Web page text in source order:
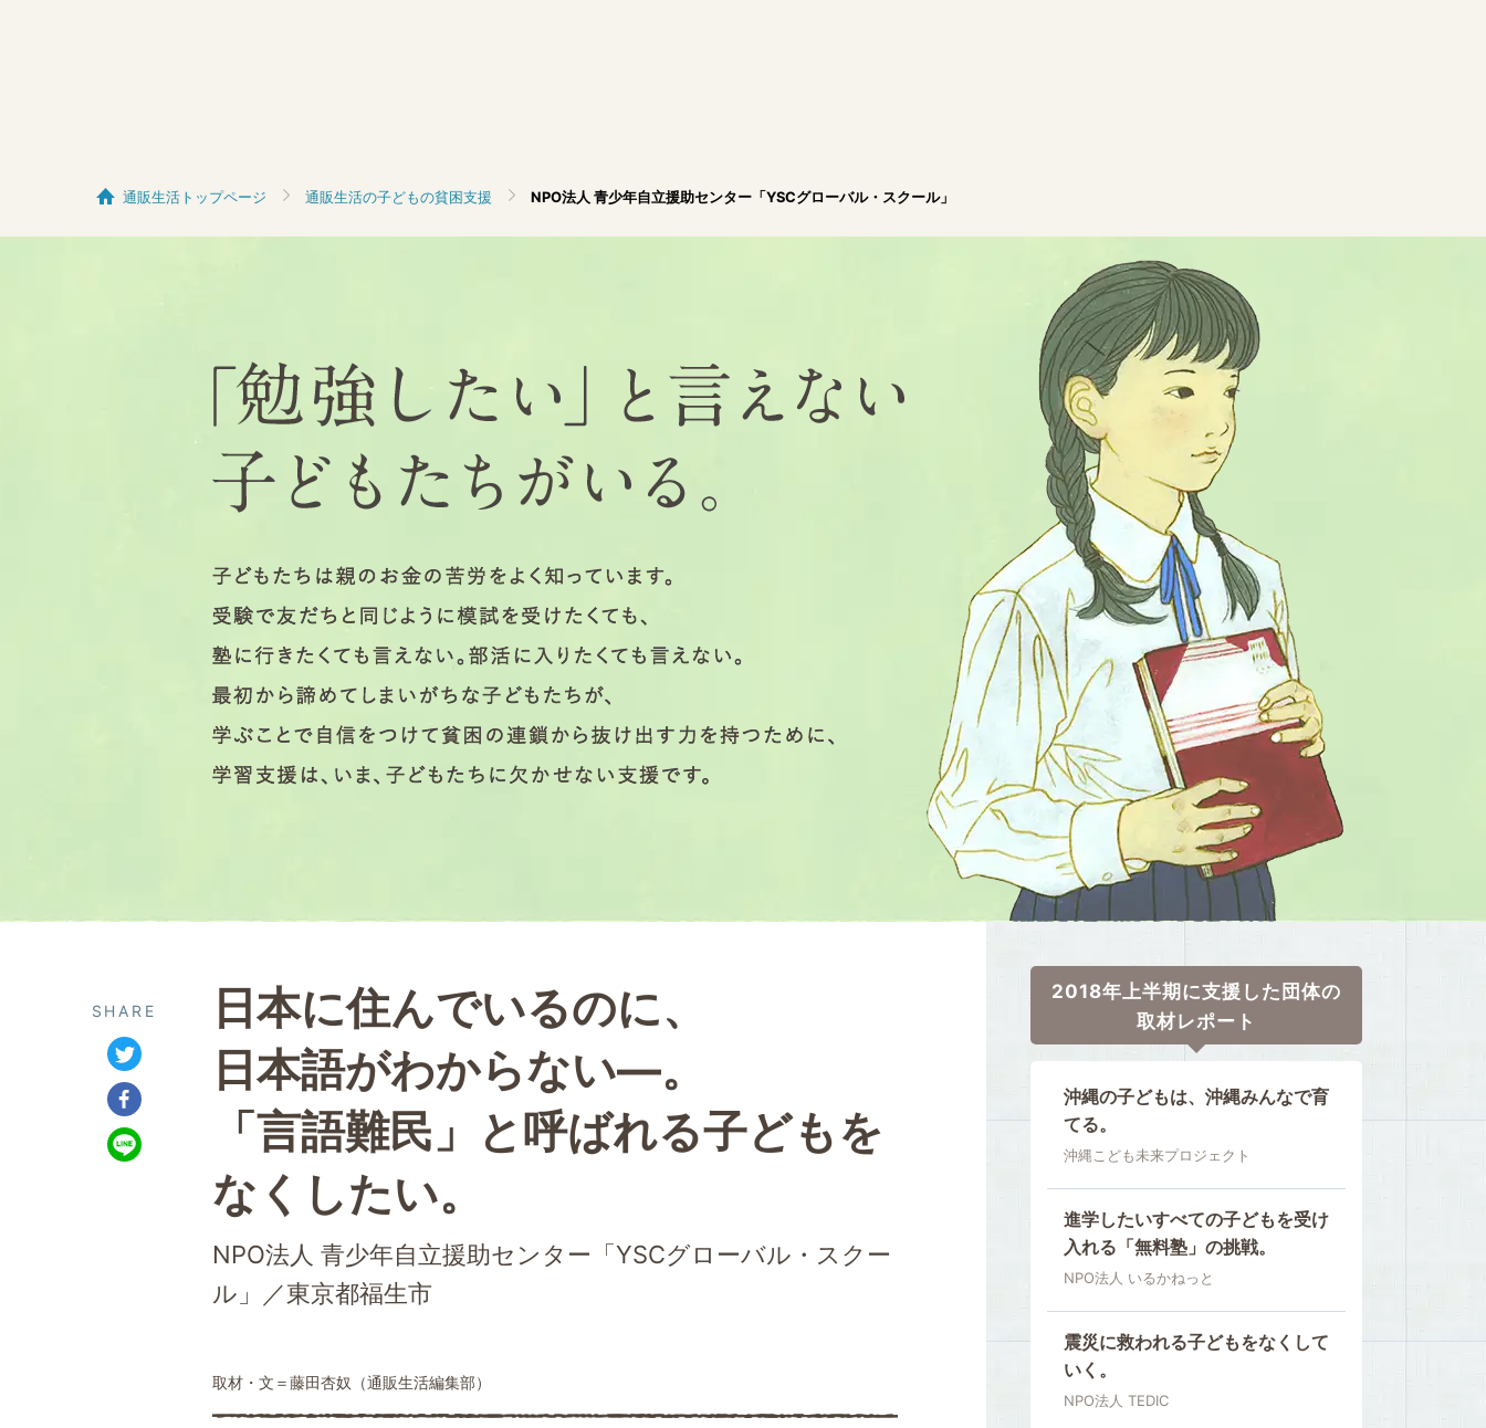
通販生活トップページ 通販生活の子どもの貧困支援 NPO法人 青少年自立援助センター「YSCグローバル・スクール」
SHARE
日本に住んでいるのに、
日本語がわからない―。
「言語難民」と呼ばれる子どもを
なくしたい。
NPO法人 青少年自立援助センター「YSCグローバル・スクー
ル」／東京都福生市
取材・文＝藤田杏奴（通販生活編集部）
2018年上半期に支援した団体の
取材レポート
沖縄の子どもは、沖縄みんなで育
てる。
沖縄こども未来プロジェクト
進学したいすべての子どもを受け
入れる「無料塾」の挑戦。
NPO法人 いるかねっと
震災に救われる子どもをなくして
いく。
NPO法人 TEDIC